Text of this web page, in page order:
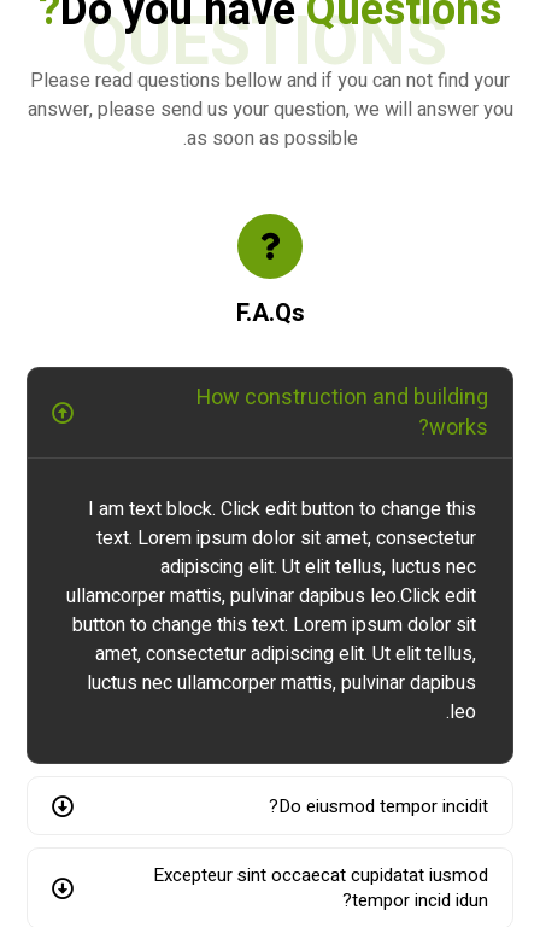
QUESTIONS
Please read questions bellow and if you can not find your
answer, please send us your question, we will answer you
as soon as possible.
F.A.Qs
How construction and building
works?
I am text block. Click edit button to change this
text. Lorem ipsum dolor sit amet, consectetur
adipiscing elit. Ut elit tellus, luctus nec
ullamcorper mattis, pulvinar dapibus leo.Click edit
button to change this text. Lorem ipsum dolor sit
amet, consectetur adipiscing elit. Ut elit tellus,
luctus nec ullamcorper mattis, pulvinar dapibus
leo.
Do eiusmod tempor incidit?
Excepteur sint occaecat cupidatat iusmod
tempor incid idun?